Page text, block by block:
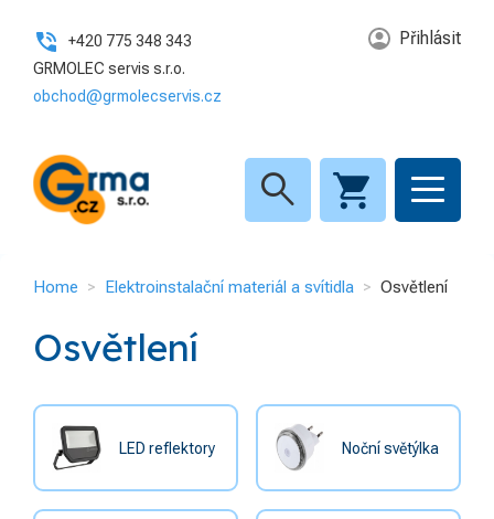
+420 775 348 343
GRMOLEC servis s.r.o.
obchod@grmolecservis.cz
Přihlásit
search
Home Elektroinstalační materiál a svítidla Osvětlení
Osvětlení
LED reflektory Noční světýlka
KATEGORIE
8
Elektroinstalační materiál a
Home
O nás